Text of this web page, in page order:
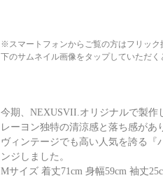
※スマートフォンからご覧の方はフリック
下のサムネイル画像をタップしていただ
今期、NEXUSVII.オリジナルで製作
レーヨン独特の清涼感と落ち感が
ヴィンテージでも高い人気を誇る
ンジしました。
Mサイズ 着丈71cm 身幅59cm 袖丈